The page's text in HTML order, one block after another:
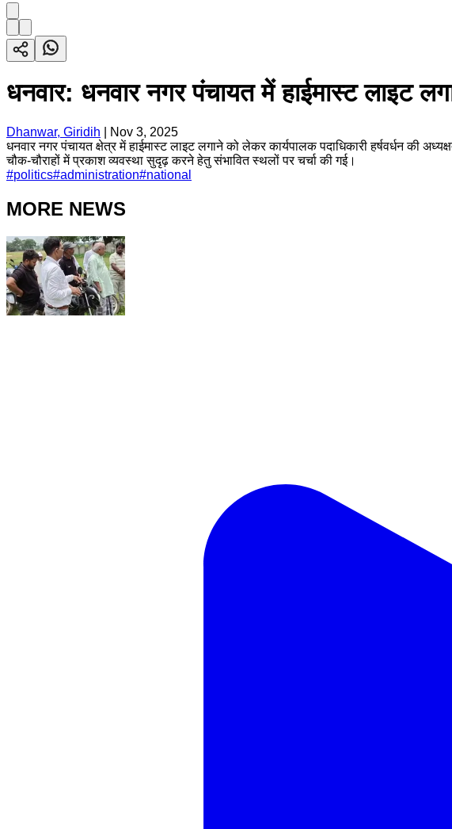
धनवार: धनवार नगर पंचायत में हाईमास्ट लाइट
Dhanwar, Giridih
Nov 3, 2025
धनवार नगर पंचायत क्षेत्र में हाईमास्ट लाइट लगाने को लेकर कार्यपालक पदाधिकारी हर्षवर्धन की
चौक-चौराहों में प्रकाश व्यवस्था सुदृढ़ करने हेतु संभावित स्थलों पर चर्चा की गई।
#politics#administration#national
MORE NEWS